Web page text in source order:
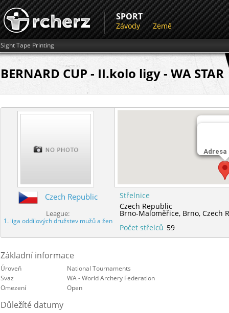
SPORT
Závody Země
Sight Tape Printing
BERNARD CUP - II.kolo ligy - WA STAR
Adresa
Brno-
Czech Republic
League:
1. liga oddílových družstev mužů a žen
Střelnice
Czech Republic
Brno-Maloměřice, Brno,Czech
Počet střelců 59
Základní informace
Úroveň
National Tournaments
Svaz
WA - World Archery Federation
Omezení
Open
Důležíté datumy